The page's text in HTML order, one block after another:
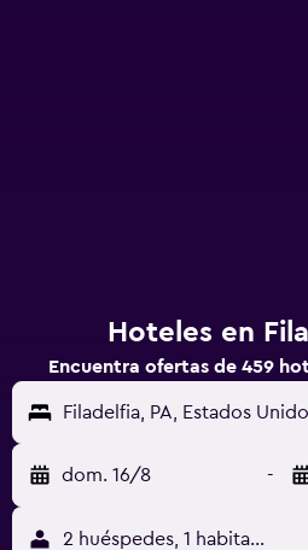
Hoteles en
Encuentra ofertas de 459
Filadelfia, PA, Estados
dom. 16/8 -
2 huéspedes, 1 habitación